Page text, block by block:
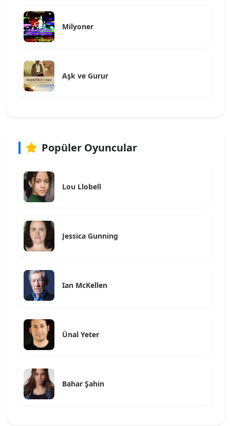
Milyoner
Aşk ve Gurur
Popüler Oyuncular
Lou Llobell
Jessica Gunning
Ian McKellen
Ünal Yeter
Bahar Şahin